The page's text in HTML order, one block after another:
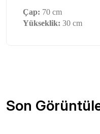
Çap: 70 cm
Yükseklik: 30 cm
Ürün açıklamasında
2 gün içinde teslim
Son